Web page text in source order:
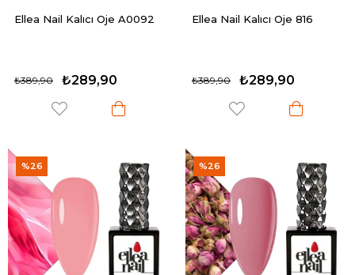
Ellea Nail Kalıcı Oje A0092
₺289,90
₺389,90
Ellea Nail Kalıcı Oje 816
₺289,90
₺389,90
%26 %26